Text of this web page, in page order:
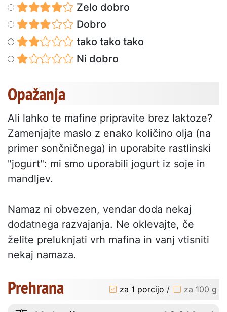
Zelo dobro
Dobro
tako tako tako
Ni dobro
Opažanja
Ali lahko te mafine pripravite brez laktoze?
Zamenjajte maslo z enako količino olja (na
primer sončničnega) in uporabite rastlinski
"jogurt": mi smo uporabili jogurt iz soje in
mandljev.
Namaz ni obvezen, vendar doda nekaj
dodatnega razvajanja. Ne oklevajte, če
želite preluknjati vrh mafina in vanj vtisniti
nekaj namaza.
Prehrana za 1 porcijo / za 100 g